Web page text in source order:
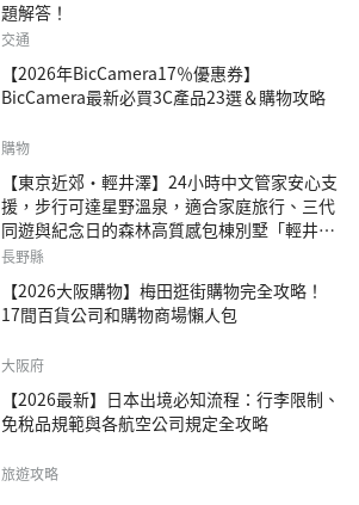
題解答！
交通
【2026年BicCamera17％優惠券】
BicCamera最新必買3C產品23選＆購物攻略
購物
【東京近郊・輕井澤】24小時中文管家安心支
援，步行可達星野溫泉，適合家庭旅行、三代
同遊與紀念日的森林高質感包棟別墅「輕井澤
森四季VILLA」
長野縣
【2026大阪購物】梅田逛街購物完全攻略！
17間百貨公司和購物商場懶人包
大阪府
【2026最新】日本出境必知流程：行李限制、
免稅品規範與各航空公司規定全攻略
旅遊攻略